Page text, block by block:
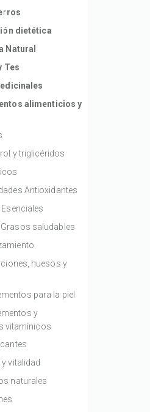
dietética
Natural
Tes
alimenticios y
y triglicéridos
Antioxidantes
saludables
huesos y
para la piel
y
vitamínicos
y vitalidad
naturales